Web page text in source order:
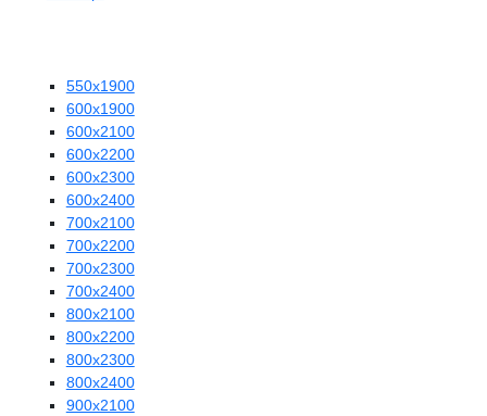
550х1900
600х1900
600х2100
600х2200
600х2300
600х2400
700х2100
700х2200
700х2300
700х2400
800х2100
800х2200
800х2300
800х2400
900х2100